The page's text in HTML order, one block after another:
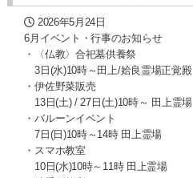
2026年5月24日
6月イベント・行事のお知らせ
・〈仏教〉合祀墓供養祭
3日(水)10時～田上/姶良霊場正覚殿
・伊佐野菜販売
13日(土) / 27日(土)10時～ 田上霊場
・バルーンイベント
7日(日)10時～14時 田上霊場
・スマホ教室
10日(水)10時～11時 田上霊場